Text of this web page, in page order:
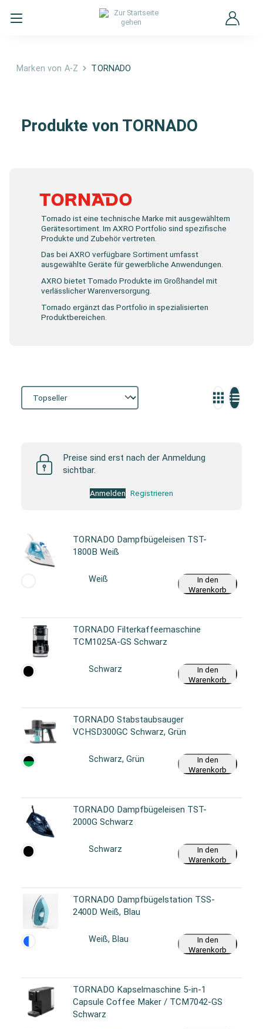
Marken von A-Z TORNADO
Produkte von TORNADO
Tornado ist eine technische Marke mit ausgewähltem
Gerätesortiment. Im AXRO Portfolio sind spezifische
Produkte und Zubehör vertreten.
Das bei AXRO verfügbare Sortiment umfasst
ausgewählte Geräte für gewerbliche Anwendungen.
AXRO bietet Tornado Produkte im Großhandel mit
verlässlicher Warenversorgung.
Tornado ergänzt das Portfolio in spezialisierten
Produktbereichen.
Preise sind erst nach der Anmeldung
sichtbar.
Anmelden Registrieren
TORNADO Dampfbügeleisen TST-
1800B Weiß
Weiß
In den
Warenkorb
TORNADO Filterkaffeemaschine
TCM1025A-GS Schwarz
Schwarz
In den
Warenkorb
TORNADO Stabstaubsauger
VCHSD300GC Schwarz, Grün
Schwarz, Grün
In den
Warenkorb
TORNADO Dampfbügeleisen TST-
2000G Schwarz
Schwarz
In den
Warenkorb
TORNADO Dampfbügelstation TSS-
2400D Weiß, Blau
Weiß, Blau
In den
Warenkorb
TORNADO Kapselmaschine 5-in-1
Capsule Coffee Maker / TCM7042-GS
Schwarz